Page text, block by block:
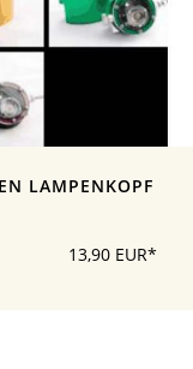
LAMPENKOPF
13,90 EUR*